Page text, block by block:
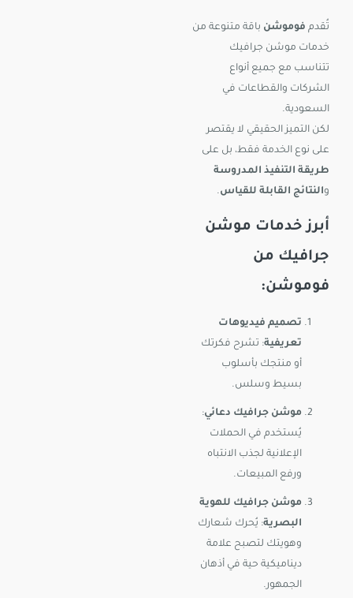
تُقدم فوموشن باقة متنوعة من
خدمات موشن جرافيك
تتناسب مع جميع أنواع
الشركات والقطاعات في
السعودية.
لكن التميز الحقيقي لا يقتصر
على نوع الخدمة فقط، بل على
طريقة التنفيذ المدروسة
والنتائج القابلة للقياس.
أبرز خدمات موشن
جرافيك من
فوموشن:
تصميم فيديوهات
تعريفية: تشرح فكرتك
أو منتجك بأسلوب
بسيط وسلس.
موشن جرافيك دعائي:
يُستخدم في الحملات
الإعلانية لجذب الانتباه
ورفع المبيعات.
موشن جرافيك للهوية
البصرية: يُحرك شعارك
وهويتك لتصبح علامة
ديناميكية حية في أذهان
الجمهور.